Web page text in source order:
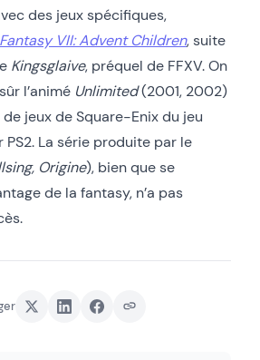
des jeux spécifiques,
VII: Advent Children, suite
Kingsglaive, préquel de FFXV. On
l’animé Unlimited(2001, 2002)
jeux de Square-Enix du jeu
La série produite par le
Origine), bien que se
de la fantasy, n’a pas